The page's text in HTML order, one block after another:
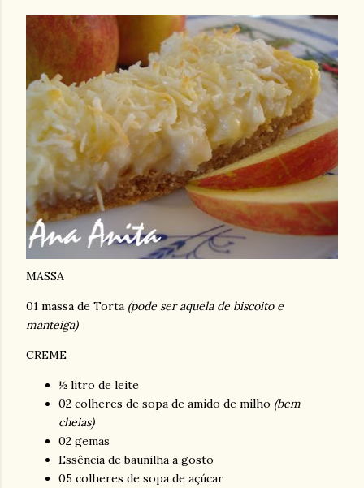
MASSA
01 massa de Torta (pode ser aquela de biscoito e
manteiga)
CREME
½ litro de leite
02 colheres de sopa de amido de milho (bem
cheias)
02 gemas
Essência de baunilha a gosto
05 colheres de sopa de açúcar